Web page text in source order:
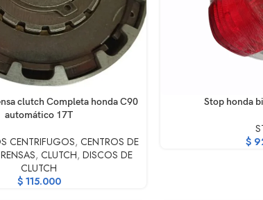
clutch Completa honda C90
automático 17T
CENTRIFUGOS, CENTROS DE
, CLUTCH,DISCOS DE
CLUTCH
$115.000
AÑADIR AL CARRITO
Stop honda
$